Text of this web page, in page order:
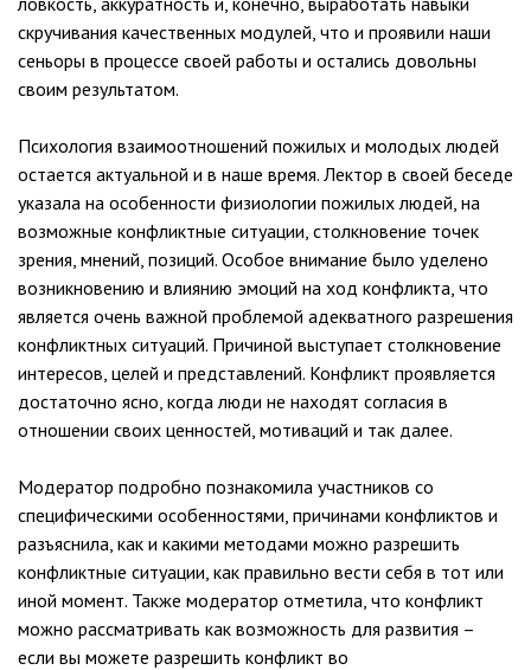
скручивания качественных модулей, что и проявили наши
сеньоры в процессе своей работы и остались довольны
своим результатом.
Психология взаимоотношений пожилых и молодых людей
остается актуальной и в наше время. Лектор в своей беседе
указала на особенности физиологии пожилых людей, на
возможные конфликтные ситуации, столкновение точек
зрения, мнений, позиций. Особое внимание было уделено
возникновению и влиянию эмоций на ход конфликта, что
является очень важной проблемой адекватного разрешения
конфликтных ситуаций. Причиной выступает столкновение
интересов, целей и представлений. Конфликт проявляется
достаточно ясно, когда люди не находят согласия в
отношении своих ценностей, мотиваций и так далее.
Модератор подробно познакомила участников со
специфическими особенностями, причинами конфликтов и
разъяснила, как и какими методами можно разрешить
конфликтные ситуации, как правильно вести себя в тот или
иной момент. Также модератор отметила, что конфликт
можно рассматривать как возможность для развития –
если вы можете разрешить конфликт во